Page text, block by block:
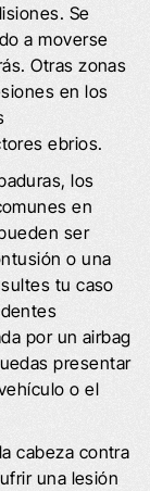
Se
a moverse
Otras zonas
en los
ebrios.
los
en
ser
o una
tu caso
por un airbag
presentar
o el
cabeza contra
una lesión